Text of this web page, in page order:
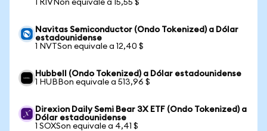
1 RIVNon equivale a 15,55 $
Navitas Semiconductor (Ondo Tokenized) a Dólar
estadounidense
1 NVTSon equivale a 12,40 $
Hubbell (Ondo Tokenized) a Dólar estadounidense
1 HUBBon equivale a 513,96 $
Direxion Daily Semi Bear 3X ETF (Ondo Tokenized) a
Dólar estadounidense
1 SOXSon equivale a 4,41 $